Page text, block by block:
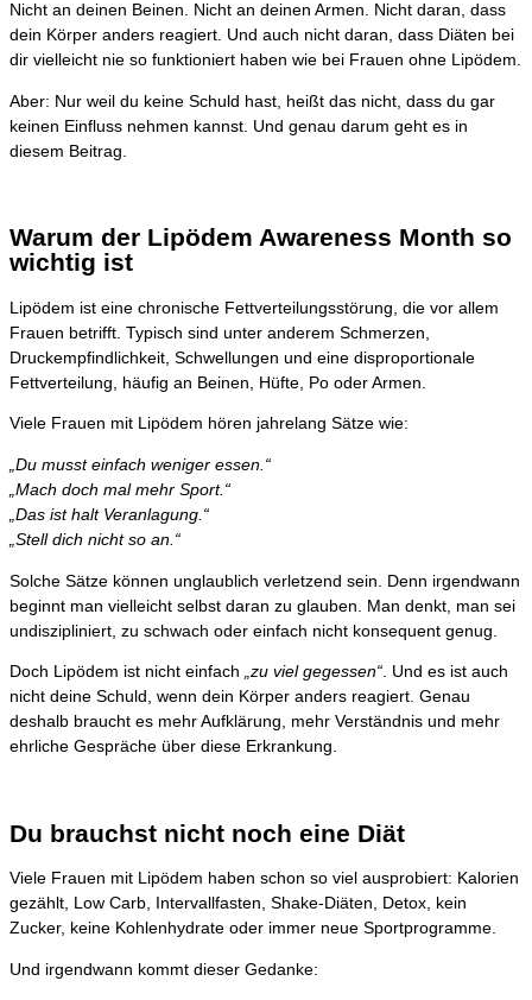
Nicht an deinen Beinen. Nicht an deinen Armen. Nicht daran, dass
dein Körper anders reagiert. Und auch nicht daran, dass Diäten bei
dir vielleicht nie so funktioniert haben wie bei Frauen ohne Lipödem.
Aber: Nur weil du keine Schuld hast, heißt das nicht, dass du gar
keinen Einfluss nehmen kannst. Und genau darum geht es in
diesem Beitrag.
Warum der Lipödem Awareness Month so
wichtig ist
Lipödem ist eine chronische Fettverteilungsstörung, die vor allem
Frauen betrifft. Typisch sind unter anderem Schmerzen,
Druckempfindlichkeit, Schwellungen und eine disproportionale
Fettverteilung, häufig an Beinen, Hüfte, Po oder Armen.
Viele Frauen mit Lipödem hören jahrelang Sätze wie:
„Du musst einfach weniger essen.“
„Mach doch mal mehr Sport.“
„Das ist halt Veranlagung.“
„Stell dich nicht so an.“
Solche Sätze können unglaublich verletzend sein. Denn irgendwann
beginnt man vielleicht selbst daran zu glauben. Man denkt, man sei
undiszipliniert, zu schwach oder einfach nicht konsequent genug.
Doch Lipödem ist nicht einfach „zu viel gegessen“. Und es ist auch
nicht deine Schuld, wenn dein Körper anders reagiert. Genau
deshalb braucht es mehr Aufklärung, mehr Verständnis und mehr
ehrliche Gespräche über diese Erkrankung.
Du brauchst nicht noch eine Diät
Viele Frauen mit Lipödem haben schon so viel ausprobiert: Kalorien
gezählt, Low Carb, Intervallfasten, Shake-Diäten, Detox, kein
Zucker, keine Kohlenhydrate oder immer neue Sportprogramme.
Und irgendwann kommt dieser Gedanke: